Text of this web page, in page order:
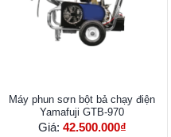
Máy phun sơn bột bả chạy điện
Yamafuji GTB-970
Giá: 42.500.000₫